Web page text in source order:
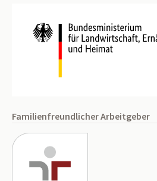
Familienfreundlicher Arbeitgeber